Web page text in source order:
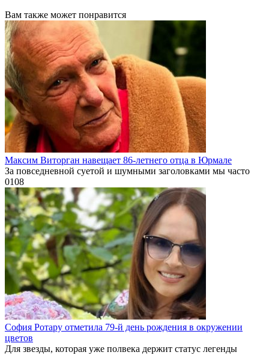
Вам также может понравится
Максим Виторган навещает 86-летнего отца в Юрмале
За повседневной суетой и шумными заголовками мы часто
0108
София Ротару отметила 79-й день рождения в окружении
цветов
Для звезды, которая уже полвека держит статус легенды